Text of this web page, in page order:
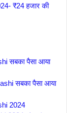
₹24 हजार की
सबका पैसा आया
सबका पैसा आया
2024